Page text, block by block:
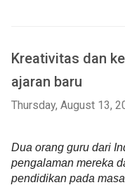
Kreativitas dan
ajaran baru
Thursday, August 13,
Dua orang guru dari
pengalaman mereka
pendidikan pada